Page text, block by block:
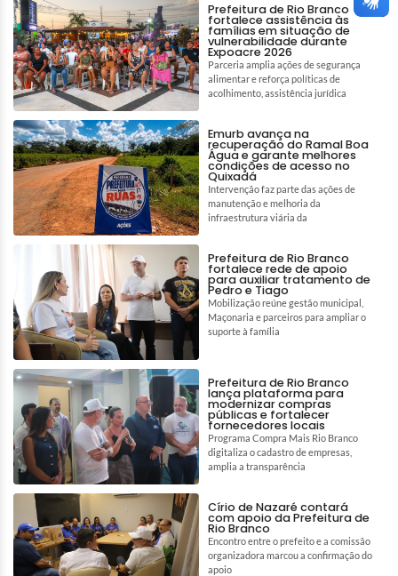
Prefeitura de Rio Branco
fortalece assistência às
famílias em situação de
vulnerabilidade durante
Expoacre 2026
Parceria amplia ações de segurança
alimentar e reforça políticas de
acolhimento, assistência jurídica
Emurb avança na
recuperação do Ramal Boa
Água e garante melhores
condições de acesso no
Quixadá
Intervenção faz parte das ações de
manutenção e melhoria da
infraestrutura viária da
Prefeitura de Rio Branco
fortalece rede de apoio
para auxiliar tratamento de
Pedro e Tiago
Mobilização reúne gestão municipal,
Maçonaria e parceiros para ampliar o
suporte à família
Prefeitura de Rio Branco
lança plataforma para
modernizar compras
públicas e fortalecer
fornecedores locais
Programa Compra Mais Rio Branco
digitaliza o cadastro de empresas,
amplia a transparência
Círio de Nazaré contará
com apoio da Prefeitura de
Rio Branco
Encontro entre o prefeito e a comissão
organizadora marcou a confirmação do
apoio